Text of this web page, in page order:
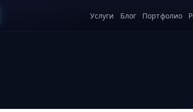
Услуги Блог Портфолио